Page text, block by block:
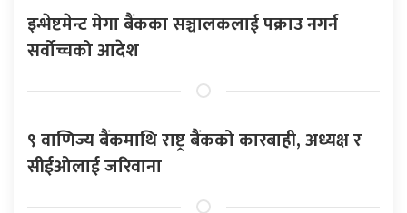
इन्भेष्टमेन्ट मेगा बैंकका सञ्चालकलाई पक्राउ नगर्न
सर्वोच्चको आदेश
९ वाणिज्य बैंकमाथि राष्ट्र बैंकको कारबाही, अध्यक्ष र
सीईओलाई जरिवाना